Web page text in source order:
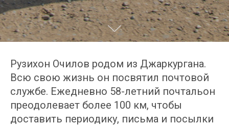
Рузихон Очилов родом из Джаркургана.
Всю свою жизнь он посвятил почтовой
службе. Ежедневно 58-летний почтальон
преодолевает более 100 км, чтобы
доставить периодику, письма и посылки